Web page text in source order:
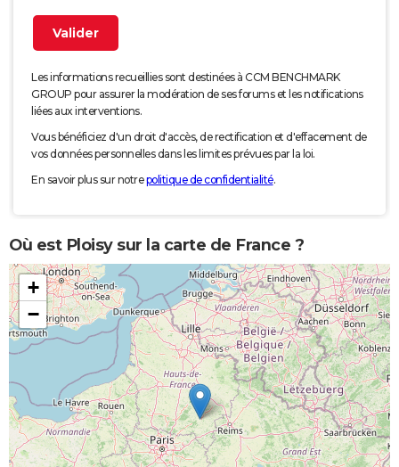
Les informations recueillies sont destinées à CCM BENCHMARK
GROUP pour assurer la modération de ses forums et les notifications
liées aux interventions.
Vous bénéficiez d'un droit d'accès, de rectification et d'effacement de
vos données personnelles dans les limites prévues par la loi.
En savoir plus sur notrepolitique de confidentialité.
Où est Ploisy sur la carte de France ?
+
−